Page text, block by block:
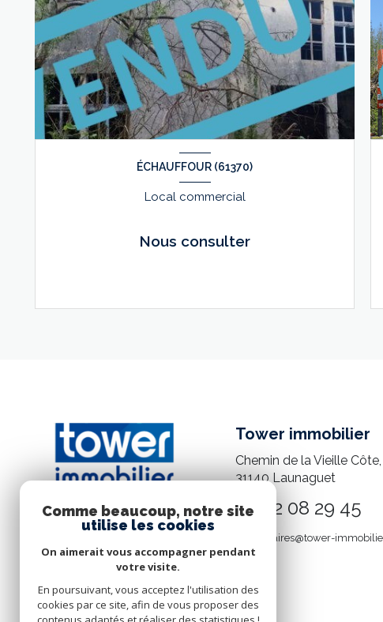
ÉCHAUFFOUR (61370)
Local commercial
Nous consulter
Tower immobilier
Chemin de la Vieille Côte,
31140 Launaguet
05 82 08 29 45
mandataires@tower-
Comme beaucoup, notre site
utilise les cookies
On aimerait vous accompagner pendant
votre visite.
En poursuivant, vous acceptez l'utilisation des
cookies par ce site, afin de vous proposer des